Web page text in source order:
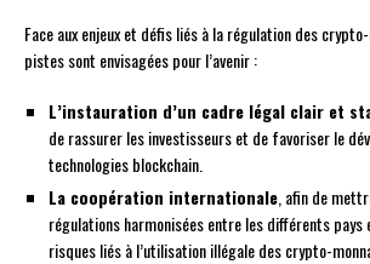
Face aux enjeux et défis liés à la régulation des
pistes sont envisagées pour l’avenir :
L’instauration d’un cadre légal clair et
de rassurer les investisseurs et de favoriser le
technologies blockchain.
La coopération internationale , afin de
régulations harmonisées entre les différents pays
risques liés à l’utilisation illégale des crypto-